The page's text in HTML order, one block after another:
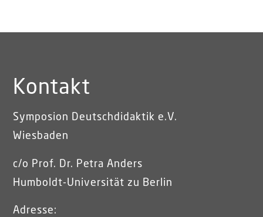
Kontakt
Symposion Deutschdidaktik e.V.
Wiesbaden
c/o Prof. Dr. Petra Anders
Humboldt-Universität zu Berlin
Adresse: